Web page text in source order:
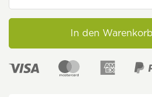
In den Warenkorb